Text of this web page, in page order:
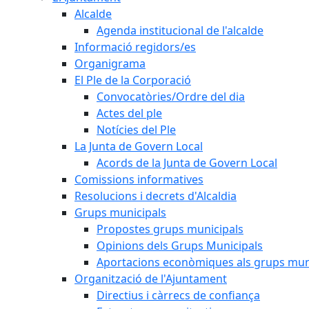
Alcalde
Agenda institucional de l'alcalde
Informació regidors/es
Organigrama
El Ple de la Corporació
Convocatòries/Ordre del dia
Actes del ple
Notícies del Ple
La Junta de Govern Local
Acords de la Junta de Govern Local
Comissions informatives
Resolucions i decrets d'Alcaldia
Grups municipals
Propostes grups municipals
Opinions dels Grups Municipals
Aportacions econòmiques als grups
Organització de l'Ajuntament
Directius i càrrecs de confiança